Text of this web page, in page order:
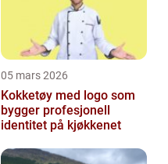
05 mars 2026
Kokketøy med logo som
bygger profesjonell
identitet på kjøkkenet